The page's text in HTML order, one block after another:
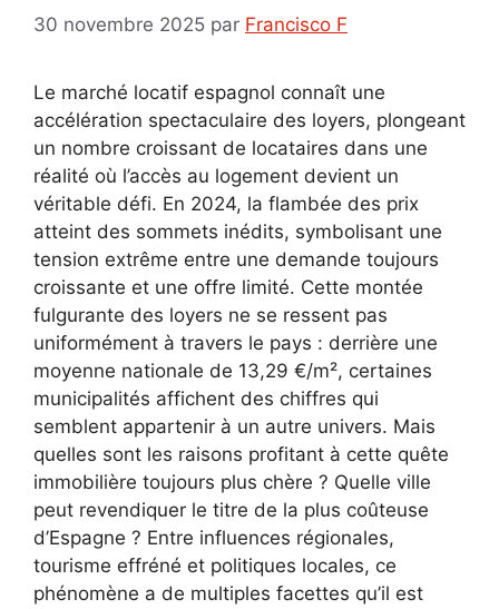
30 novembre 2025 par Francisco F
Le marché locatif espagnol connaît une
accélération spectaculaire des loyers, plongeant
un nombre croissant de locataires dans une
réalité où l’accès au logement devient un
véritable défi. En 2024, la flambée des prix
atteint des sommets inédits, symbolisant une
tension extrême entre une demande toujours
croissante et une offre limité. Cette montée
fulgurante des loyers ne se ressent pas
uniformément à travers le pays : derrière une
moyenne nationale de 13,29 €/m², certaines
municipalités affichent des chiffres qui
semblent appartenir à un autre univers. Mais
quelles sont les raisons profitant à cette quête
immobilière toujours plus chère ? Quelle ville
peut revendiquer le titre de la plus coûteuse
d’Espagne ? Entre influences régionales,
tourisme effréné et politiques locales, ce
phénomène a de multiples facettes qu’il est